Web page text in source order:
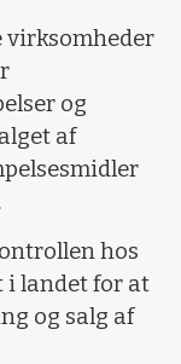
virksomheder
og
af
hos
landet for at
og salg af